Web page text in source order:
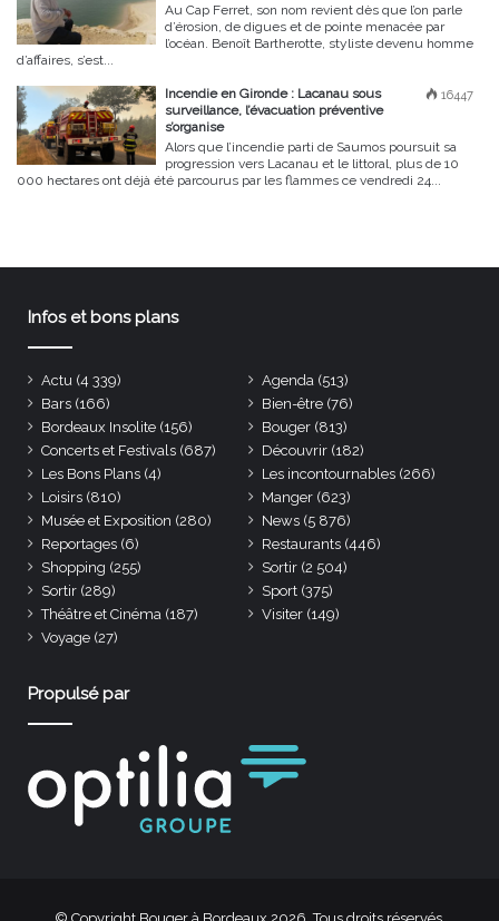
Au Cap Ferret, son nom revient dès que l’on parle
d’érosion, de digues et de pointe menacée par
l’océan. Benoît Bartherotte, styliste devenu homme
d’affaires, s’est...
16447
Incendie en Gironde : Lacanau sous
surveillance, l’évacuation préventive
s’organise
Alors que l’incendie parti de Saumos poursuit sa
progression vers Lacanau et le littoral, plus de 10
000 hectares ont déjà été parcourus par les flammes ce vendredi 24...
Infos et bons plans
Actu (4 339) Agenda (513)
Bars (166) Bien-être (76)
Bordeaux Insolite (156) Bouger (813)
Concerts et Festivals (687) Découvrir (182)
Les Bons Plans (4) Les incontournables (266)
Loisirs (810) Manger (623)
Musée et Exposition (280) News (5 876)
Reportages (6) Restaurants (446)
Shopping (255) Sortir (2 504)
Sortir (289) Sport (375)
Théâtre et Cinéma (187) Visiter (149)
Voyage (27)
Propulsé par